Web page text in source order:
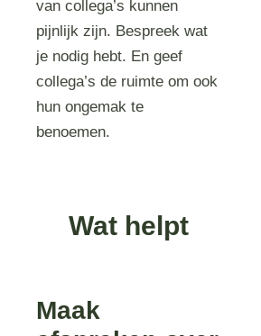
van collega’s kunnen
pijnlijk zijn. Bespreek wat
je nodig hebt. En geef
collega’s de ruimte om ook
hun ongemak te
benoemen.
Wat helpt
Maak